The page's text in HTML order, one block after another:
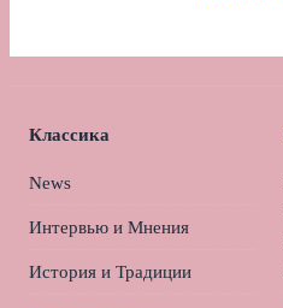
Классика
News
Интервью и Мнения
История и Традиции